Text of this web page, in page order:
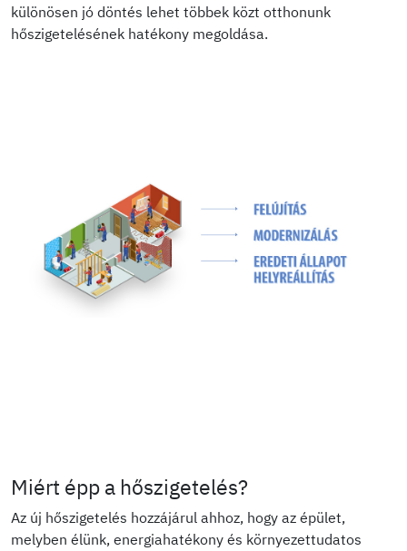
különösen jó döntés lehet többek közt otthonunk
hőszigetelésének hatékony megoldása.
Miért épp a hőszigetelés?
Az új hőszigetelés hozzájárul ahhoz, hogy az épület,
melyben élünk, energiahatékony és környezettudatos